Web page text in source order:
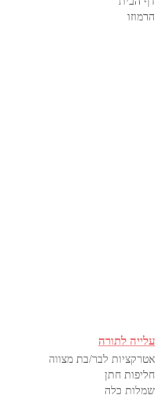
הרמוזו
עלייה לתורה
אטרקציות לבר/בת מצווה
חליפות חתן
שמלות כלה